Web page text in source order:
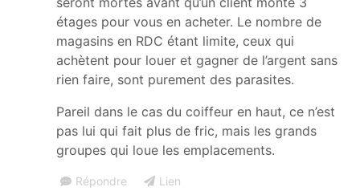
étages pour vous en acheter. Le nombre de
magasins en RDC étant limite, ceux qui
achètent pour louer et gagner de l’argent sans
rien faire, sont purement des parasites.
Pareil dans le cas du coiffeur en haut, ce n’est
pas lui qui fait plus de fric, mais les grands
groupes qui loue les emplacements.
Répondre Lien